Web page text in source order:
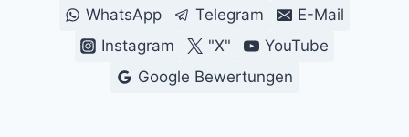
WhatsApp Telegram
E-Mail
Instagram
"X"
YouTube
Google Bewertungen